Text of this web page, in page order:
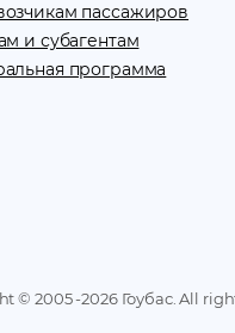
пассажиров
и субагентам
программа
© 2005 -2026Гоубас. All